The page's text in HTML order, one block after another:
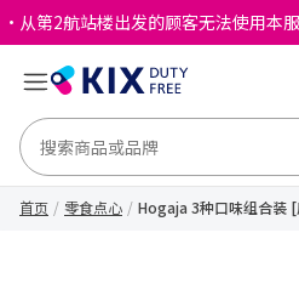
・从第2航站楼出发的顾客无法使用本服
首页 零食点心 Hogaja 3种口味组合装